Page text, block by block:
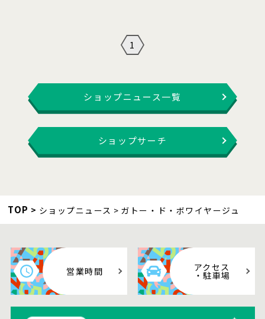
1
ショップニュース一覧
ショップサーチ
TOP ショップニュース ガトー・ド・ボワイヤージュ
営業時間 アクセス
・駐車場